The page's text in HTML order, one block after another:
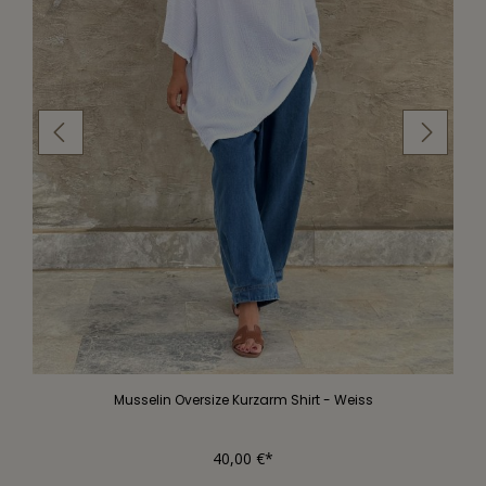
Musselin Oversize Kurzarm Shirt - Weiss
40,00 €*